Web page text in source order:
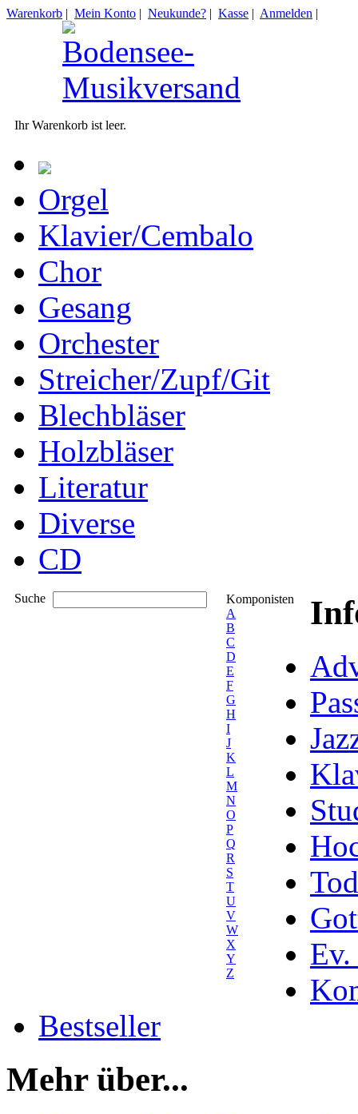
Warenkorb | Mein Konto | Neukunde? | Kasse | Anmelden |
Ihr Warenkorb ist leer.
Orgel
Klavier/Cembalo
Chor
Gesang
Orchester
Streicher/Zupf/Git
Blechbläser
Holzbläser
Literatur
Diverse
CD
Suche
Komponisten
A
B
C
D
E
F
G
H
I
J
K
L
M
N
O
P
Q
R
S
T
U
V
W
X
Y
Z
Ev.
Bestseller
Mehr über...